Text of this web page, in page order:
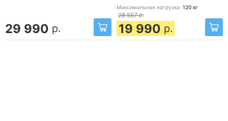
29 990 р.
Максимальная нагрузка: 120 кг
28 557 р.
19 990 р.